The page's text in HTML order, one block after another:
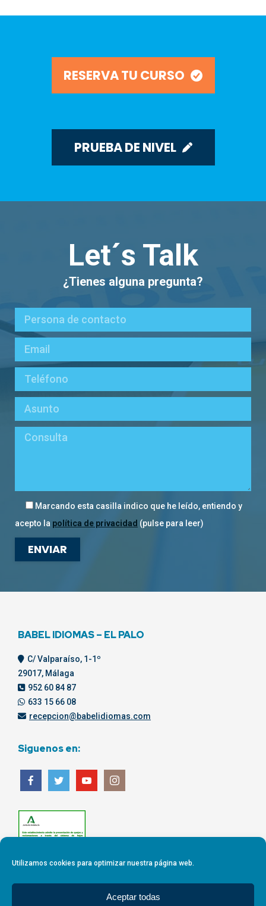
Utilizamos cookies para optimizar nuestra página web.
Aceptar todas
RESERVA TU CURSO
PRUEBA DE NIVEL
Let´s Talk
¿Tienes alguna pregunta?
Marcando esta casilla indico que he leído, entiendo y
acepto la política de privacidad (pulse para leer)
BABEL IDIOMAS – EL PALO
C/ Valparaíso, 1-1º
29017, Málaga
952 60 84 87
633 15 66 08
recepcion@babelidiomas.com
Siguenos en: